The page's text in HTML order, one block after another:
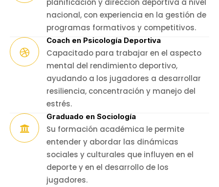
planificación y dirección deportiva a nivel
nacional, con experiencia en la gestión de
programas formativos y competitivos.
Coach en Psicología Deportiva
Capacitado para trabajar en el aspecto
mental del rendimiento deportivo,
ayudando a los jugadores a desarrollar
resiliencia, concentración y manejo del
estrés.
Graduado en Sociología
Su formación académica le permite
entender y abordar las dinámicas
sociales y culturales que influyen en el
deporte y en el desarrollo de los
jugadores.